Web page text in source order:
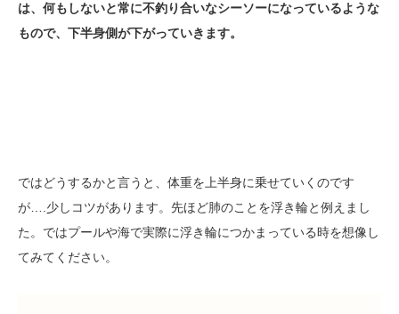
は、何もしないと常に不釣り合いなシーソーになっているような
もので、下半身側が下がっていきます。
ではどうするかと言うと、体重を上半身に乗せていくのです
が….少しコツがあります。先ほど肺のことを浮き輪と例えまし
た。ではプールや海で実際に浮き輪につかまっている時を想像し
てみてください。